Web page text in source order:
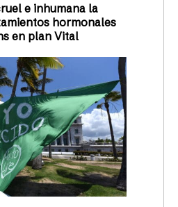
e inhumana la
hormonales
en plan Vital